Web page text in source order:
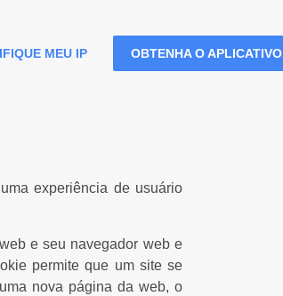
MEU IP OBTENHA O APLICATIVO
experiência de usuário
e seu navegador web e
permite que um site se
nova página da web, o